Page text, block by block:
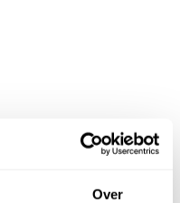
Over